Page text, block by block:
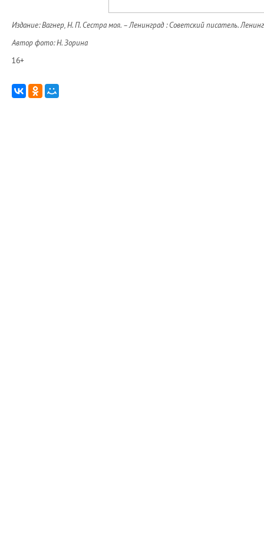
Издание: Вагнер, Н. П. Сестра моя. – Ленинград : Советский писатель.
Автор фото: Н. Зорина
16+